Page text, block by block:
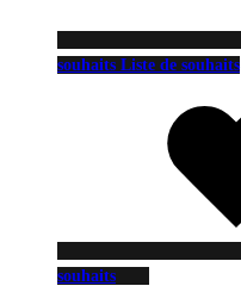
souhaits Liste de souhaits
souhaits